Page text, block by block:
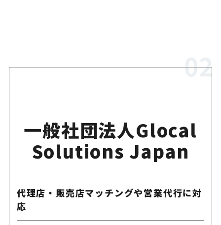
一般社団法人Glocal
Solutions Japan
代理店・販売店マッチングや営業代行に対
応